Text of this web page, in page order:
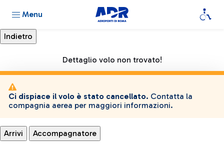
Menu
Dettaglio volo non trovato!
Ci dispiace il volo è stato cancellato. Contatta la
compagnia aerea per maggiori informazioni.
Arrivi Accompagnatore